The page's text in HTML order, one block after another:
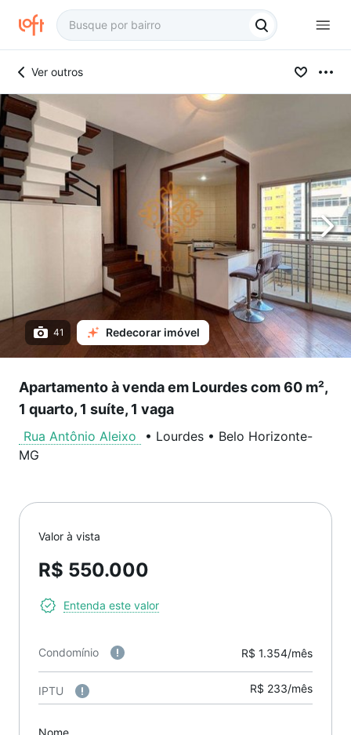
Ver outros
41 Redecorar imóvel
Apartamento à venda em Lourdes com 60 m²,
1 quarto, 1 suíte, 1 vaga
Rua Antônio Aleixo • Lourdes • Belo Horizonte-
MG
Valor à vista
R$ 550.000
Entenda este valor
Condomínio R$ 1.354/mês
IPTU R$ 233/mês
Nome